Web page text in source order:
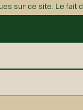
sur ce site. Le